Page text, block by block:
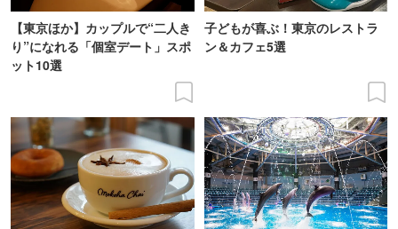
【東京ほか】カップルで“二人き
り”になれる「個室デート」スポ
ット10選
子どもが喜ぶ！東京のレストラ
ン＆カフェ5選